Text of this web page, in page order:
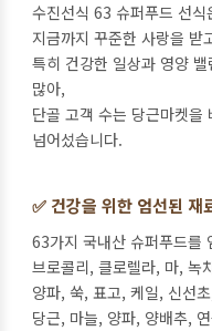
수진선식 63 슈퍼푸드 선
지금까지 꾸준한 사랑을 받
특히 건강한 일상과 영양
많아,
단골 고객 수는 당근마켓
넘어섰습니다.
✅ 건강을 위한 엄선된 재
63가지 국내산 슈퍼푸드를
브로콜리, 클로렐라, 마, 녹
양파, 쑥, 표고, 케일, 신선
당근, 마늘, 양파, 양배추,